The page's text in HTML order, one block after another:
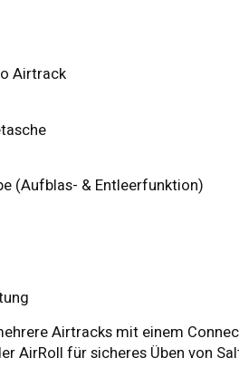
Airtrack
(Aufblas- & Entleerfunktion)
Airtracks mit einem
AirRoll für sicheres Üben von